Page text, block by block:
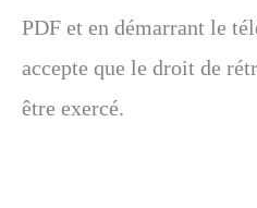
PDF et en démarrant le
accepte que le droit de
être exercé.